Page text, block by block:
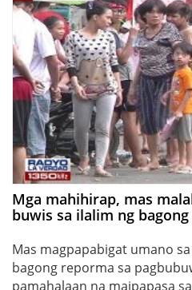
Mga mahihirap, mas
buwis sa ilalim ng
Mas magpapabigat umano
bagong reporma sa
pamahalaan na maipapasa